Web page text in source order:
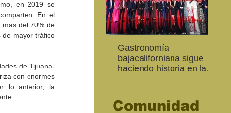
en 2019 se
En el
más del 70% de
de mayor tráfico
de Tijuana-
con enormes
lo anterior, la
Cachanilla 2026
"Función Velorio" llegará
al Teatro Universitario
como cierre del Taller de
Comunidad
Gastronomía
bajacaliforniana sigue
haciendo historia en la